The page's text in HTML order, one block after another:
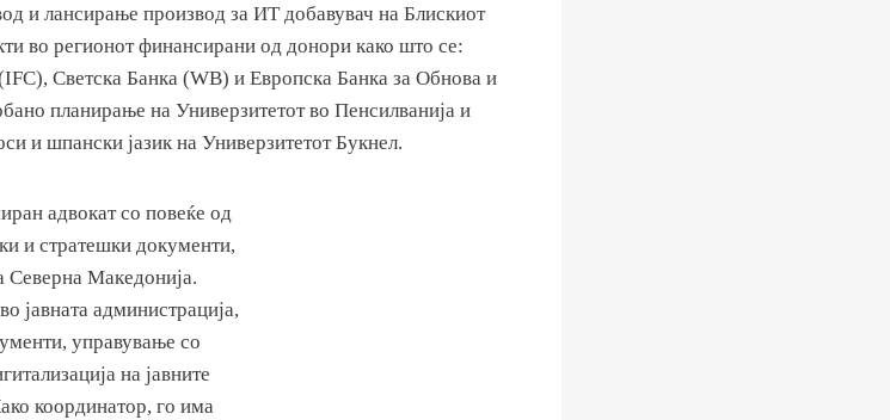
и лансирање производ за ИТ добавувач на Блискиот
во регионот финансирани од донори како што се:
Светска Банка (WB) и Европска Банка за Обнова и
планирање на Универзитетот во Пенсилванија и
и шпански јазик на Универзитетот Букнел.
адвокат со повеќе од
и стратешки документи,
Северна Македонија.
јавната администрација,
управување со
на јавните
координатор, го има